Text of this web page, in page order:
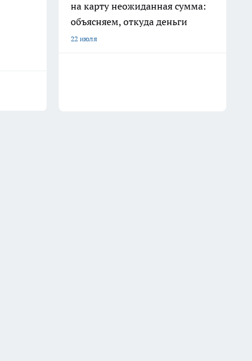
на карту неожиданная сумма:
объясняем, откуда деньги
22 июля